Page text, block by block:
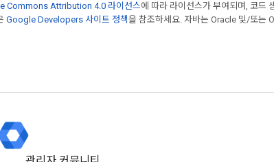
Commons Attribution 4.0 라이선스에 따라 라이선스가 부여되며, 코드
Google Developers 사이트 정책을 참조하세요. 자바는 Oracle 및/또는